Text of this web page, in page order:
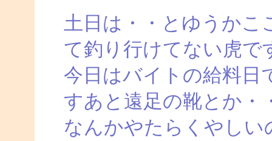
土日は・・とゆうかこ
て釣り行けてない虎で
今日はバイトの給料日
すあと遠足の靴とか・
なんかやたらくやしい